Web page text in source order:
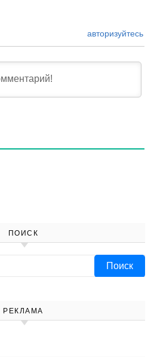
авторизуйтесь
ПОИСК
РЕКЛАМА